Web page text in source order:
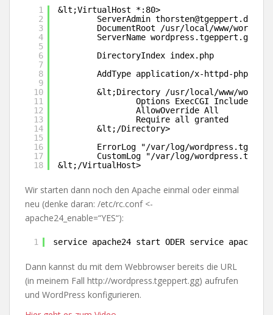
1
2
3
4
5
6
7
8
9
10
11
12
13
14
15
16
17
18
&lt;VirtualHost *:80>
ServerAdmin thorsten@tgeppert.de
DocumentRoot /usr/local/www/
ServerName wordpress.tgeppert.gg
DirectoryIndex index.php
AddType application/x-httpd-php .php
&lt;Directory /usr/local/www/
Options ExecCGI Includes
AllowOverride All
Require all granted
&lt;/Directory>
ErrorLog "/var/log/
CustomLog "/var/log/
&lt;/VirtualHost>
Wir starten dann noch den Apache einmal oder einmal
neu (denke daran: /etc/rc.conf <-
apache24_enable=“YES“):
1 service apache24 start ODER service
Dann kannst du mit dem Webbrowser bereits die URL
(in meinem Fall http://wordpress.tgeppert.gg) aufrufen
und WordPress konfigurieren.